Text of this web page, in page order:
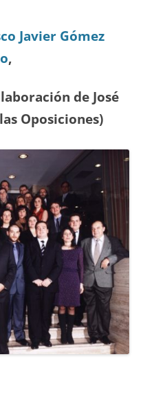
Javier Gómez
,
de José
Oposiciones)